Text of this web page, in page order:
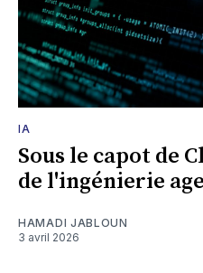
IA
Sous le capot de
de l'ingénierie
HAMADI JABLOUN
3 avril 2026